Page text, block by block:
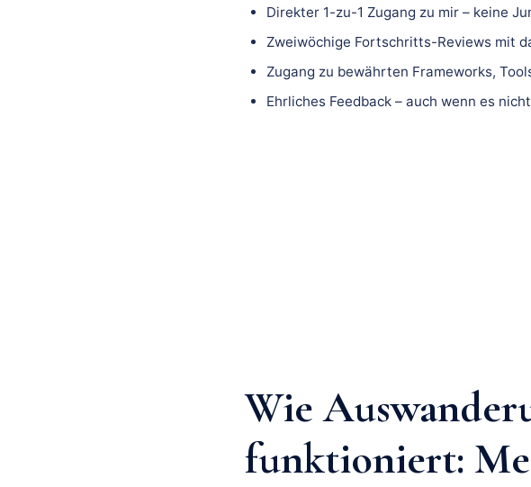
Direkter 1-zu-1 Zugang zu mir – keine
Zweiwöchige Fortschritts-Reviews mit
Zugang zu bewährten Frameworks,
Ehrliches Feedback – auch wenn es
Wie
funktioniert: